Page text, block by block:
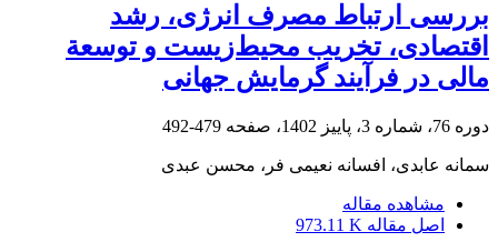
بررسی ارتباط مصرف انرژی، رشد
اقتصادی، تخریب محیط‌زیست و توسعة
مالی در فرآیند گرمایش جهانی
دوره 76، شماره 3، پاییز 1402، صفحه 479-492
سمانه عابدی، افسانه نعیمی فر، محسن عبدی
مشاهده مقاله
اصل مقاله 973.11 K